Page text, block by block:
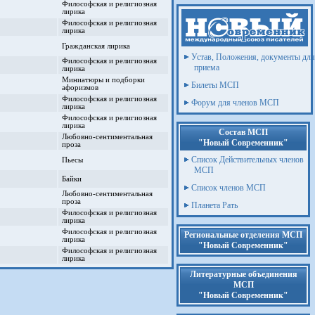
Философская и религиозная
лирика
Философская и религиозная
лирика
Гражданская лирика
Философская и религиозная
лирика
Миниатюры и подборки
афоризмов
Философская и религиозная
лирика
Философская и религиозная
лирика
Любовно-сентиментальная
проза
Пьесы
Байки
Любовно-сентиментальная
проза
Философская и религиозная
лирика
Философская и религиозная
лирика
Философская и религиозная
лирика
Устав, Положения, документы для
приема
Билеты МСП
Форум для членов МСП
Состав МСП
"Новый Современник"
Список Действительных членов
МСП
Список членов МСП
Планета Рать
Региональные отделения МСП
"Новый Современник"
Литературные объединения
МСП
"Новый Современник"